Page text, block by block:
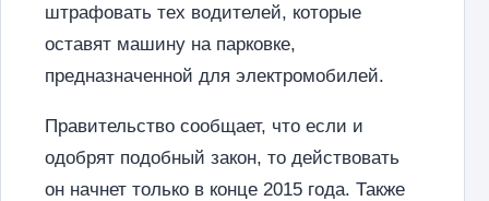
штрафовать тех водителей, которые
оставят машину на парковке,
предназначенной для электромобилей.
Правительство сообщает, что если и
одобрят подобный закон, то действовать
он начнет только в конце 2015 года. Также